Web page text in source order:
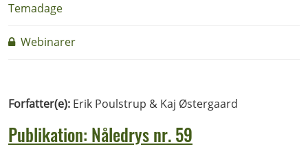
Temadage
Webinarer
Forfatter(e): Erik Poulstrup & Kaj Østergaard
Publikation: Nåledrys nr. 59